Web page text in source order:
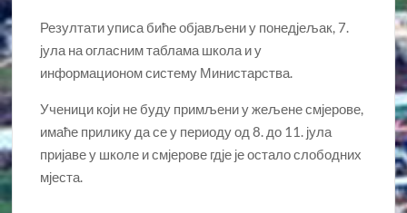
Резултати уписа биће објављени у понедјељак, 7.
јула на огласним таблама школа и у
информационом систему Министарства.
Ученици који не буду примљени у жељене смјерове,
имаће прилику да се у периоду од 8. до 11. јула
пријаве у школе и смјерове гдје је остало слободних
мјеста.